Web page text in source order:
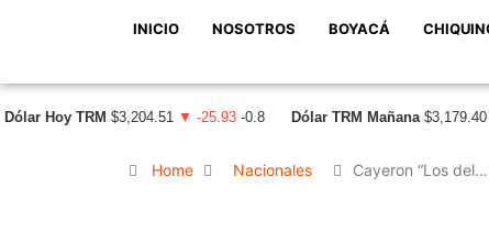
INICIO NOSOTROS BOYACÁ
Dólar Hoy TRM $3,204.51 ▼ -25.93 -0.8 Dólar TRM Mañana $3,179.40
Home Nacionales Cayeron “Los del…